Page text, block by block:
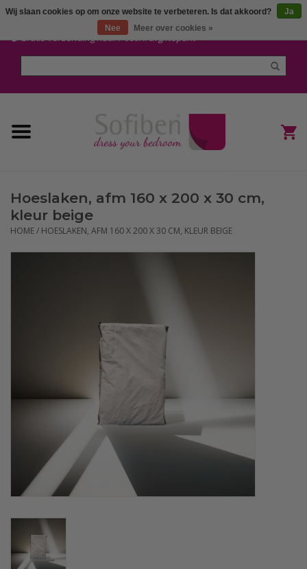
Gratis verzending naar Post.nl afgiftepunt
Mijn account / Registreren
Dekbedovertrekken
(Hoes) Laken en Lakensets
Hoeslaken, afm 160 x 200 x 30 cm,
kleur beige
HOME/ HOESLAKEN, AFM 160 X 200 X 30 CM, KLEUR BEIGE
Wij slaan cookies op om onze website te verbeteren. Is dat akkoord?
Ja
Nee
Meer over cookies »